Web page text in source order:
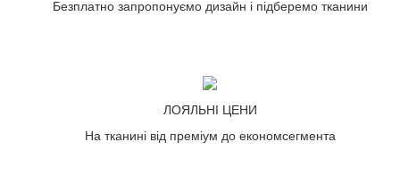
Безплатно запропонуємо дизайн і підберемо тканини
ЛОЯЛЬНІ ЦЕНИ
На тканині від преміум до економсегмента